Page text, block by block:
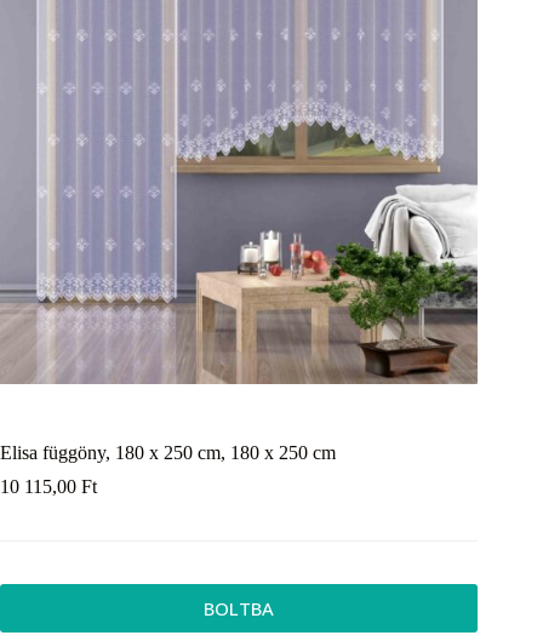
Elisa függöny, 180 x 250 cm, 180 x 250 cm
10 115,00 Ft
BOLTBA